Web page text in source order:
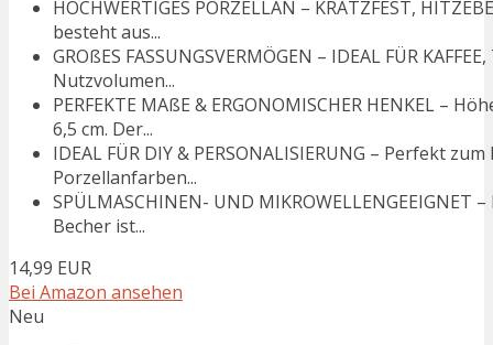
HOCHWERTIGES PORZELLAN – KRATZFEST,
besteht aus...
GROßES FASSUNGSVERMÖGEN – IDEAL FÜR
Nutzvolumen...
PERFEKTE MAßE & ERGONOMISCHER HENKEL –
6,5 cm. Der...
IDEAL FÜR DIY & PERSONALISIERUNG – Perfekt
Porzellanfarben...
SPÜLMASCHINEN- UND
Becher ist...
14,99 EUR
Bei Amazon ansehen
Neu